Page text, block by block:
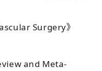
Surgery》
and Meta-